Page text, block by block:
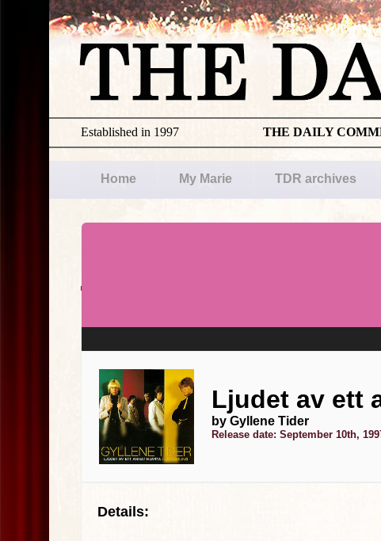
THE DAILY
Established in 1997
Home My Marie TDR archives
Ljudet av ett
by Gyllene Tider
Release date: September 10th,
Details: